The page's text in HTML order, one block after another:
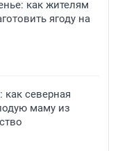
как жителям
ягоду на
северная
маму из